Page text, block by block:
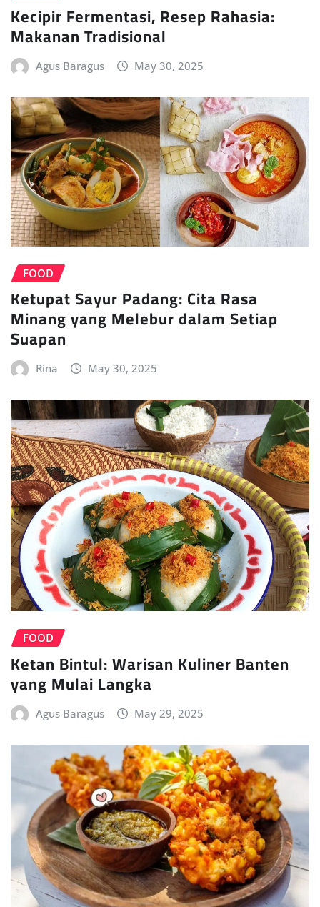
Kecipir Fermentasi, Resep Rahasia:
Makanan Tradisional
Agus Baragus May 30, 2025
FOOD
Ketupat Sayur Padang: Cita Rasa
Minang yang Melebur dalam Setiap
Suapan
Rina May 30, 2025
FOOD
Ketan Bintul: Warisan Kuliner Banten
yang Mulai Langka
Agus Baragus May 29, 2025